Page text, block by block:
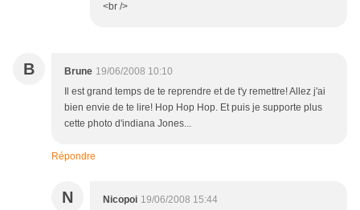
<br />
B Brune 19/06/2008 10:10
Il est grand temps de te reprendre et de t'y remettre! Allez j'ai
bien envie de te lire! Hop Hop Hop. Et puis je supporte plus
cette photo d'indiana Jones...
Répondre
N Nicopoi 19/06/2008 15:44